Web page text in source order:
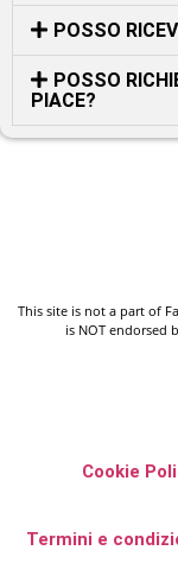
POSSO
POSSO
PIACE?
This site is not a part of
is NOT endorsed
Cookie
Termini e